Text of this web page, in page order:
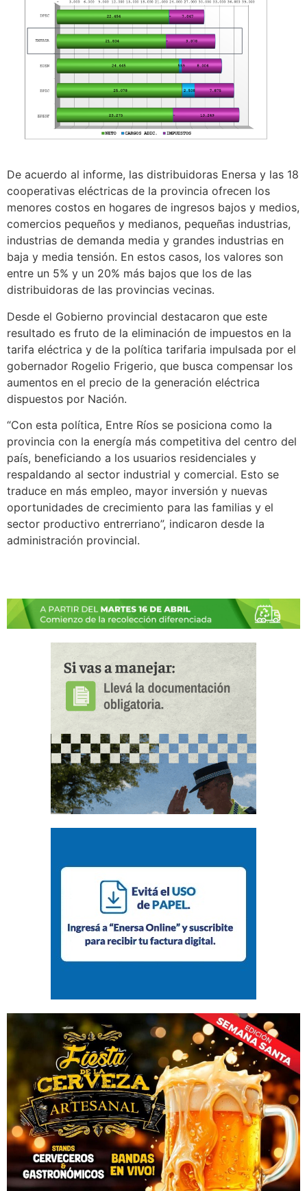
De acuerdo al informe, las distribuidoras Enersa y las 18
cooperativas eléctricas de la provincia ofrecen los
menores costos en hogares de ingresos bajos y medios,
comercios pequeños y medianos, pequeñas industrias,
industrias de demanda media y grandes industrias en
baja y media tensión. En estos casos, los valores son
entre un 5% y un 20% más bajos que los de las
distribuidoras de las provincias vecinas.
Desde el Gobierno provincial destacaron que este
resultado es fruto de la eliminación de impuestos en la
tarifa eléctrica y de la política tarifaria impulsada por el
gobernador Rogelio Frigerio, que busca compensar los
aumentos en el precio de la generación eléctrica
dispuestos por Nación.
“Con esta política, Entre Ríos se posiciona como la
provincia con la energía más competitiva del centro del
país, beneficiando a los usuarios residenciales y
respaldando al sector industrial y comercial. Esto se
traduce en más empleo, mayor inversión y nuevas
oportunidades de crecimiento para las familias y el
sector productivo entrerriano”, indicaron desde la
administración provincial.